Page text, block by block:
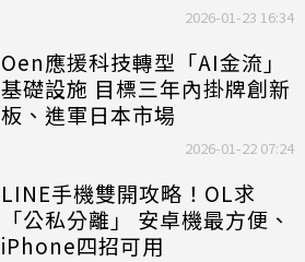
2026-01-23 16:34
Oen應援科技轉型「AI金流」
基礎設施 目標三年內掛牌創新
板、進軍日本市場
2026-01-22 07:24
LINE手機雙開攻略！OL求
「公私分離」 安卓機最方便、
iPhone四招可用